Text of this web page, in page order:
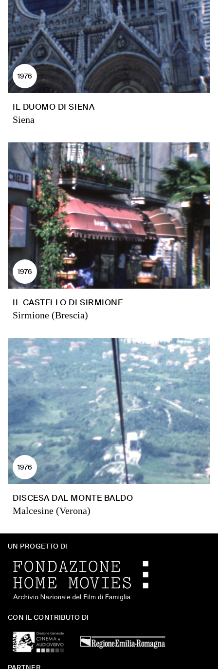
1976
IL DUOMO DI SIENA
Siena
1976
IL CASTELLO DI SIRMIONE
Sirmione (Brescia)
1976
DISCESA DAL MONTE BALDO
Malcesine (Verona)
UN PROGETTO DI
CON IL CONTRIBUTO DI